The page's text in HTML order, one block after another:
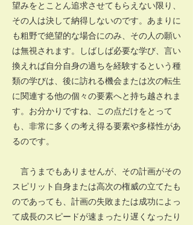
望みをとことん追求させてもらえない限り、
その人は決して納得しないのです。あまりに
も粗野で絶望的な場合にのみ、その人の願い
は無視されます。しばしば必要な学び、言い
換えれば自分自身の過ちを経験するという種
類の学びは、後に訪れる機会または次の転生
に関連する他の個々の要素へと持ち越されま
す。お分かりですね、この点だけをとって
も、非常に多くの考え得る要素や多様性があ
るのです。
言うまでもありませんが、その計画がその
スピリット自身または高次の権威の立てたも
のであっても、計画の失敗または成功によっ
て成長のスピードが速まったり遅くなったり